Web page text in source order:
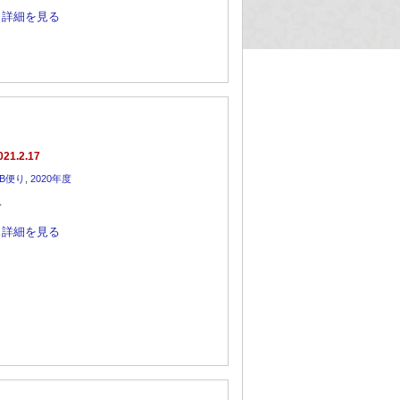
詳細を見る
便り 2020年度
詳細を見る